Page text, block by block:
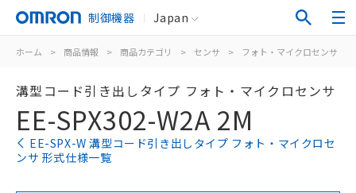
制御機器 Japan
ホーム > 商品情報 > 商品カテゴリ > センサ > フォト・マイクロセンサ
溝型コード引き出しタイプ フォト・マイクロセンサ
EE-SPX302-W2A 2M
EE-SPX-W 溝型コード引き出しタイプ フォト・マイクロセ
ンサ 形式仕様一覧